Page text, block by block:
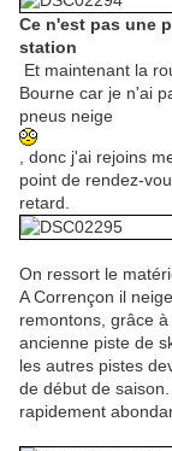
Ce n'est pas une
station
Et maintenant la
Bourne car je n'ai
pneus neige
, donc j'ai rejoins
point de rendez-
retard.
On ressort le
A Corrençon il
remontons, grâce
ancienne piste de
les autres pistes
de début de
rapidement